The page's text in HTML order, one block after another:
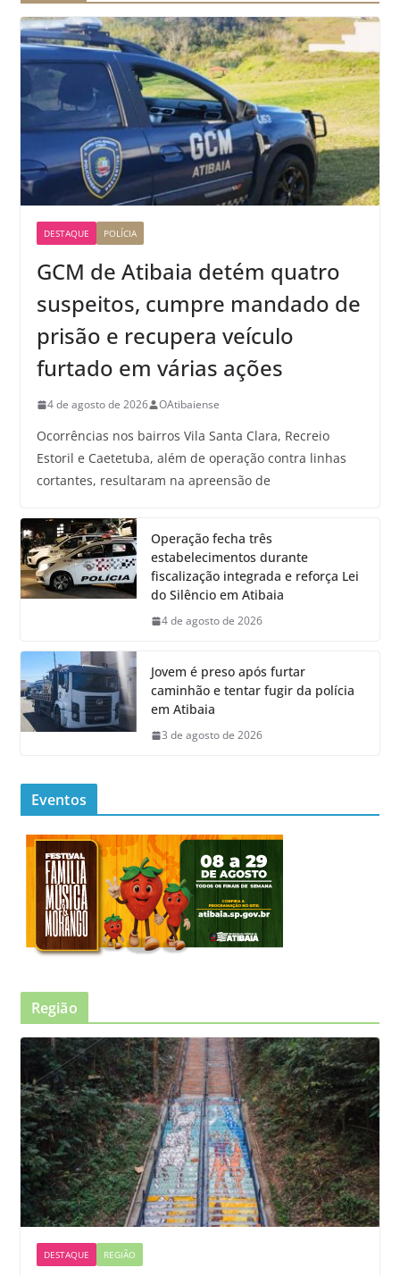
DESTAQUE POLÍCIA
GCM de Atibaia detém quatro
suspeitos, cumpre mandado de
prisão e recupera veículo
furtado em várias ações
4 de agosto de 2026 OAtibaiense
Ocorrências nos bairros Vila Santa Clara, Recreio
Estoril e Caetetuba, além de operação contra linhas
cortantes, resultaram na apreensão de
Operação fecha três
estabelecimentos durante
fiscalização integrada e reforça Lei
do Silêncio em Atibaia
4 de agosto de 2026
Jovem é preso após furtar
caminhão e tentar fugir da polícia
em Atibaia
3 de agosto de 2026
Eventos
Região
DESTAQUE REGIÃO